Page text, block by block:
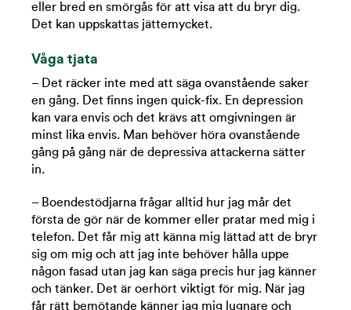
eller bred en smörgås för att visa att du bryr dig.
Det kan uppskattas jättemycket.
Våga tjata
– Det räcker inte med att säga ovanstående saker
en gång. Det finns ingen quick-fix. En depression
kan vara envis och det krävs att omgivningen är
minst lika envis. Man behöver höra ovanstående
gång på gång när de depressiva attackerna sätter
in.
– Boendestödjarna frågar alltid hur jag mår det
första de gör när de kommer eller pratar med mig i
telefon. Det får mig att känna mig lättad att de bryr
sig om mig och att jag inte behöver hålla uppe
någon fasad utan jag kan säga precis hur jag känner
och tänker. Det är oerhört viktigt för mig. När jag
får rätt bemötande känner jag mig lugnare och